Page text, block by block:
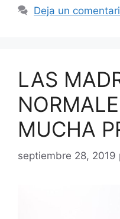
Deja un
LAS
MUCHA
septiembre 28, 2019